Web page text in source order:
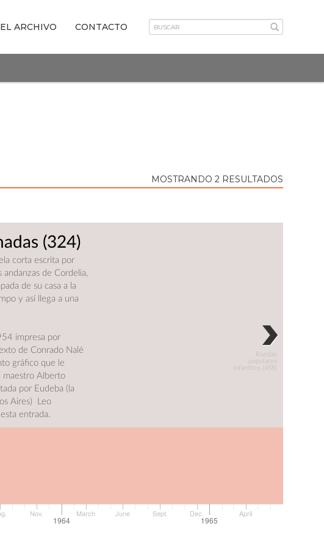
ARCHIVO CONTACTO
MOSTRANDO 2 RESULTADOS
(324)
corta escrita por
andanzas de Cordelia,
de su casa a la
y así llega a una
impresa por
de Conrado Nalé
gráfico que le
maestro Alberto
por Eudeba (la
Aires) Leo
entrada.
Rondas
populares
infantiles (458)
1964 1965
Nov. March June Sept. Dec. April